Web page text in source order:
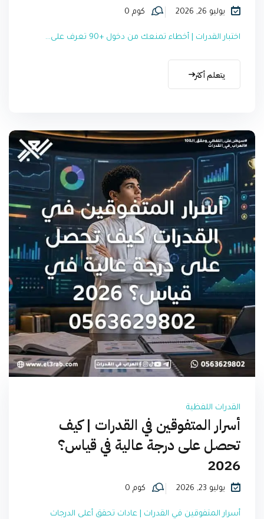
يوليو 26, 2026 كوم 0
اختبار القدرات | أخطاء تمنعك من دخول +90 تعرف على...
يتعلم أكثر
القدرات اللفظية
أسرار المتفوقين في القدرات | كيف
تحصل على درجة عالية في قياس؟
2026
يوليو 23, 2026 كوم 0
أسرار المتفوقين في القدرات | عادات تحقق أعلى الدرجات